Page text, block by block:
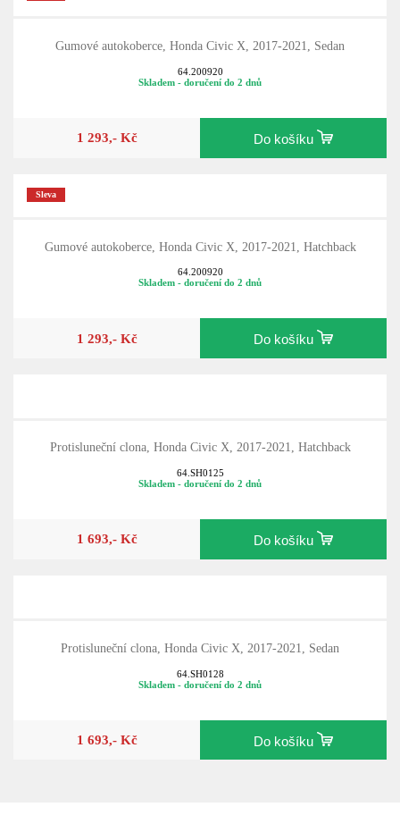
Gumové autokoberce, Honda Civic X, 2017-2021, Sedan
64.200920
Skladem - doručení do 2 dnů
1 293,- Kč Do košíku
Sleva
Gumové autokoberce, Honda Civic X, 2017-2021, Hatchback
64.200920
Skladem - doručení do 2 dnů
1 293,- Kč Do košíku
Protisluneční clona, Honda Civic X, 2017-2021, Hatchback
64.SH0125
Skladem - doručení do 2 dnů
1 693,- Kč Do košíku
Protisluneční clona, Honda Civic X, 2017-2021, Sedan
64.SH0128
Skladem - doručení do 2 dnů
1 693,- Kč Do košíku